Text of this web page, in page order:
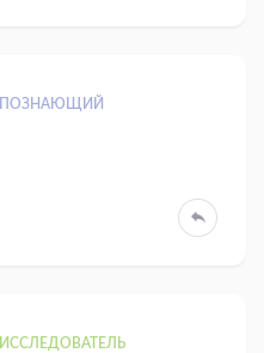
ПОЗНАЮЩИЙ
ИССЛЕДОВАТЕЛЬ